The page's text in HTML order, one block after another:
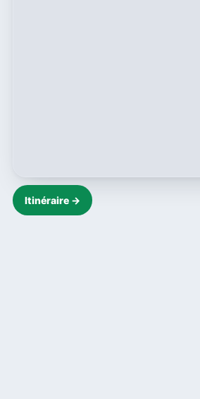
Itinéraire →